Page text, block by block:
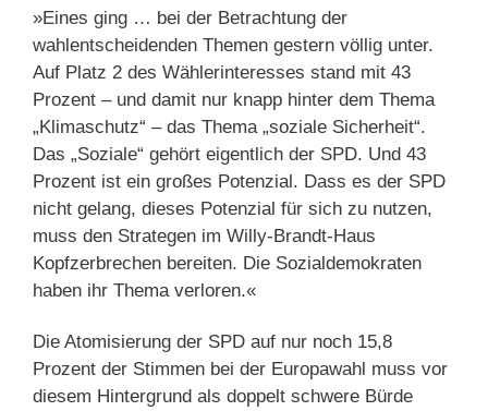
»Eines ging … bei der Betrachtung der
wahlentscheidenden Themen gestern völlig unter.
Auf Platz 2 des Wählerinteresses stand mit 43
Prozent – und damit nur knapp hinter dem Thema
„Klimaschutz“ – das Thema „soziale Sicherheit“.
Das „Soziale“ gehört eigentlich der SPD. Und 43
Prozent ist ein großes Potenzial. Dass es der SPD
nicht gelang, dieses Potenzial für sich zu nutzen,
muss den Strategen im Willy-Brandt-Haus
Kopfzerbrechen bereiten. Die Sozialdemokraten
haben ihr Thema verloren.«
Die Atomisierung der SPD auf nur noch 15,8
Prozent der Stimmen bei der Europawahl muss vor
diesem Hintergrund als doppelt schwere Bürde